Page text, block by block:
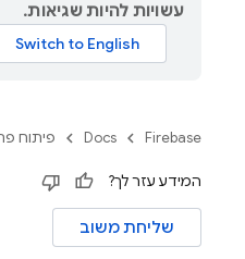
עשויות להיות שגיאות.
Firebase
Docs פיתוח
המידע עזר לך?
שליחת משוב